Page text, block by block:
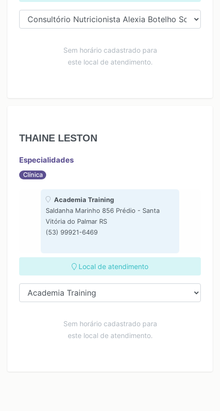
Sem horário cadastrado para
este local de atendimento.
THAINE LESTON
Especialidades
Clínica
Academia Training
Saldanha Marinho 856 Prédio - Santa
Vitória do Palmar RS
(53) 99921-6469
Local de atendimento
Sem horário cadastrado para
este local de atendimento.